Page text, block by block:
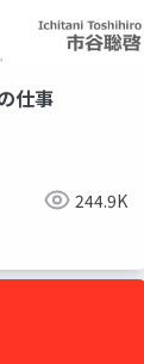
仕事
244.9K